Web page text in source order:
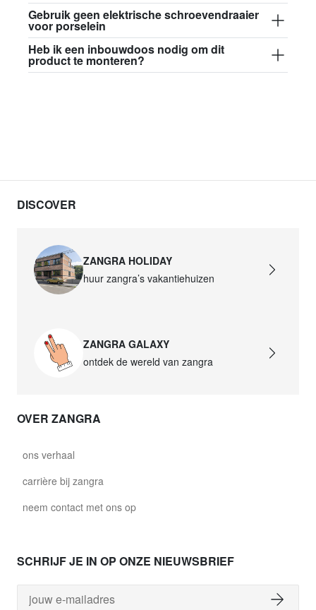
Gebruik geen elektrische schroevendraaier
voor porselein
Heb ik een inbouwdoos nodig om dit
product te monteren?
DISCOVER
ZANGRA HOLIDAY
huur zangra’s vakantiehuizen
ZANGRA GALAXY
ontdek de wereld van zangra
OVER ZANGRA
ons verhaal
carrière bij zangra
neem contact met ons op
SCHRIJF JE IN OP ONZE NIEUWSBRIEF